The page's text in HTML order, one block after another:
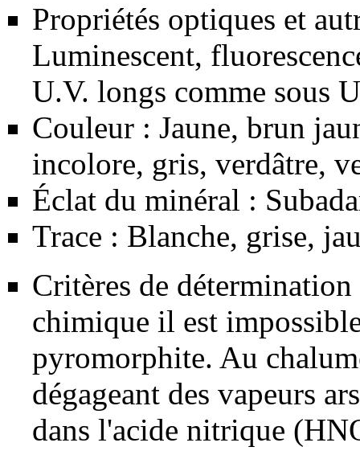
Propriétés optiques et
Luminescent,
U.V. longs comme sous
Couleur : Jaune, brun
incolore, gris, verdâtre,
Éclat du minéral :
Trace : Blanche, grise,
Critères de
chimique il est
pyromorphite. Au
dégageant des vapeurs
dans l'acide nitrique